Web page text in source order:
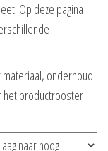
Op deze pagina
onderhoud
het productrooster